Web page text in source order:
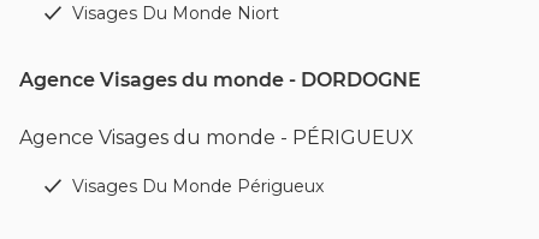
Visages Du Monde Niort
Agence Visages du monde - DORDOGNE
Agence Visages du monde - PÉRIGUEUX
Visages Du Monde Périgueux